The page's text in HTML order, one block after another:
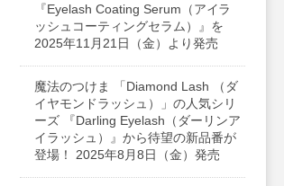
『Eyelash Coating Serum（アイラ
ッシュコーティングセラム）』を
2025年11月21日（金）より発売
魔法のつけま 「Diamond Lash （ダ
イヤモンドラッシュ）」の人気シリ
ーズ 『Darling Eyelash（ダーリンア
イラッシュ）』から待望の新品番が
登場！ 2025年8月8日（金）発売